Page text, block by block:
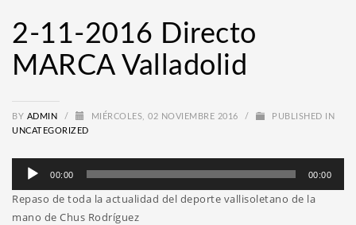
2-11-2016 Directo
MARCA Valladolid
BY ADMIN / MIÉRCOLES, 02 NOVIEMBRE 2016 /
PUBLISHED IN
UNCATEGORIZED
Reproductor
audio
00:00 00:00
Repaso de toda la actualidad del deporte vallisoletano de la
mano de Chus Rodríguez